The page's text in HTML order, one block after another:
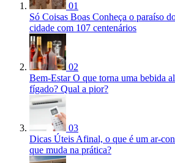
01
Só Coisas Boas Conheça o paraíso
cidade com 107 centenários
02
Bem-Estar O que torna uma bebida
fígado? Qual a pior?
03
Dicas ÚteisAfinal, o que é um ar-
que muda na prática?